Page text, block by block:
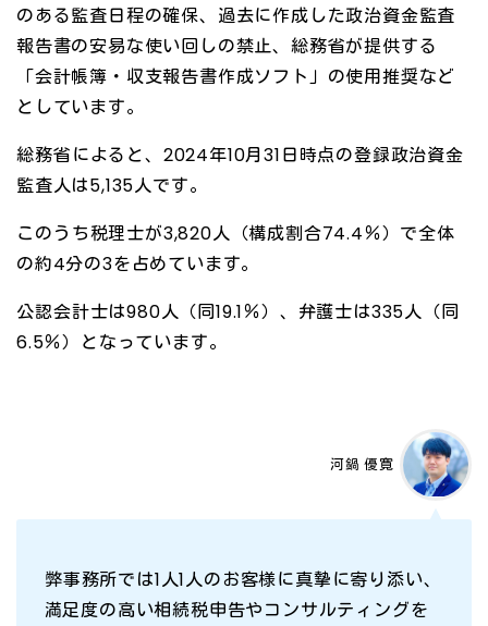
のある監査日程の確保、過去に作成した政治資金監査
報告書の安易な使い回しの禁止、総務省が提供する
「会計帳簿・収支報告書作成ソフト」の使用推奨など
としています。
総務省によると、2024年10月31日時点の登録政治資金
監査人は5,135人です。
このうち税理士が3,820人（構成割合74.4％）で全体
の約4分の3を占めています。
公認会計士は980人（同19.1％）、弁護士は335人（同
6.5％）となっています。
河鍋 優寛
弊事務所では1人1人のお客様に真摯に寄り添い、
満足度の高い相続税申告やコンサルティングを